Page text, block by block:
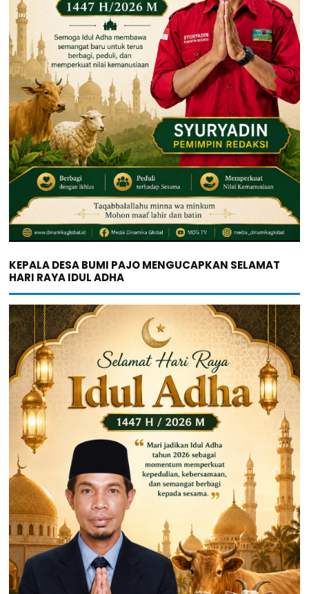
KEPALA DESA BUMI PAJO MENGUCAPKAN SELAMAT
HARI RAYA IDUL ADHA